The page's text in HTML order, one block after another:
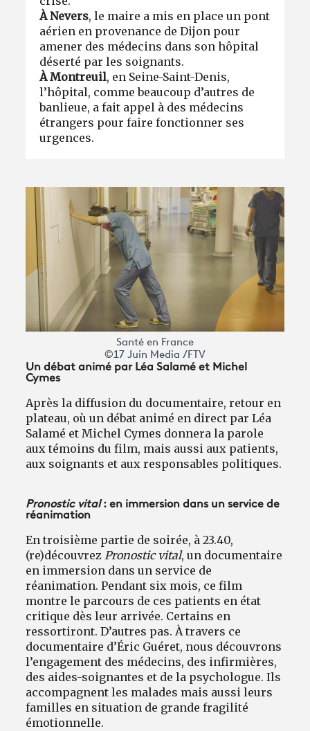
À Nevers, le maire a mis en place un pont
aérien en provenance de Dijon pour
amener des médecins dans son hôpital
déserté par les soignants.
À Montreuil, en Seine-Saint-Denis,
l’hôpital, comme beaucoup d’autres de
banlieue, a fait appel à des médecins
étrangers pour faire fonctionner ses
urgences.
Santé en France
©17 Juin Media /FTV
Un débat animé par Léa Salamé et Michel
Cymes
Après la diffusion du documentaire, retour en
plateau, où un débat animé en direct par Léa
Salamé et Michel Cymes donnera la parole
aux témoins du film, mais aussi aux patients,
aux soignants et aux responsables politiques.
Pronostic vital: en immersion dans un service de
réanimation
En troisième partie de soirée, à 23.40,
(re)découvrez Pronostic vital, un documentaire
en immersion dans un service de
réanimation. Pendant six mois, ce film
montre le parcours de ces patients en état
critique dès leur arrivée. Certains en
ressortiront. D’autres pas. À travers ce
documentaire d’Éric Guéret, nous découvrons
l’engagement des médecins, des in­firmières,
des aides-soignantes et de la psychologue. Ils
accompagnent les malades mais aussi leurs
familles en situation de grande fragilité
émotionnelle.